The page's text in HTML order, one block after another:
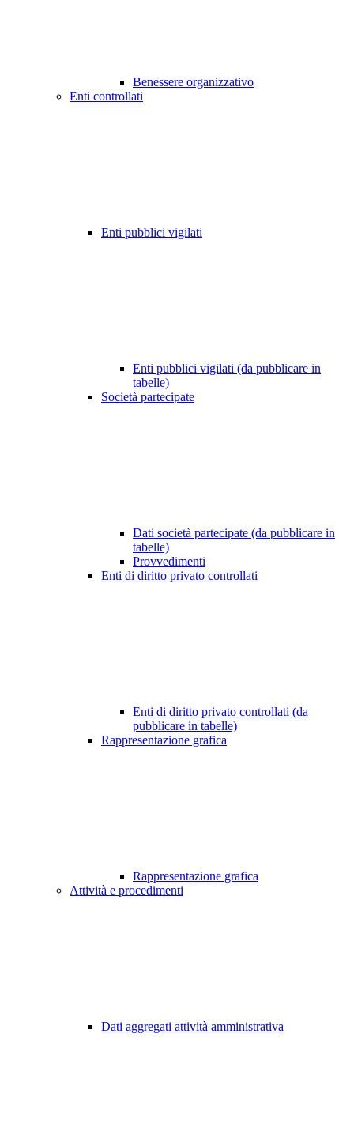
Benessere organizzativo
Enti controllati
Enti pubblici vigilati
Enti pubblici vigilati (da pubblicare in
tabelle)
Società partecipate
Dati società partecipate (da pubblicare in
tabelle)
Provvedimenti
Enti di diritto privato controllati
Enti di diritto privato controllati (da
pubblicare in tabelle)
Rappresentazione grafica
Rappresentazione grafica
Attività e procedimenti
Dati aggregati attività amministrativa